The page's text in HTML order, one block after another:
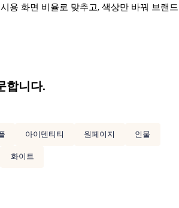
용 화면 비율로 맞추고, 색상만 바꿔 브랜드
합니다.
아이덴티티 원페이지
인물
화이트